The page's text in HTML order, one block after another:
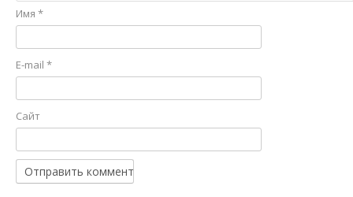
Имя *
E-mail *
Сайт